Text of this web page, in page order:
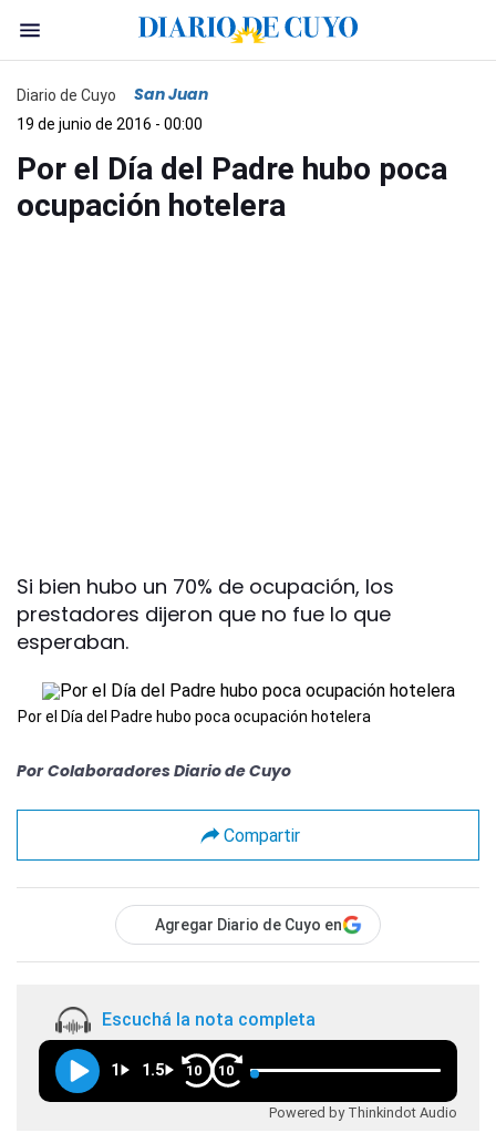
Diario de Cuyo San Juan
19 de junio de 2016 - 00:00
Por el Día del Padre hubo poca
ocupación hotelera
Si bien hubo un 70% de ocupación, los
prestadores dijeron que no fue lo que
esperaban.
Por el Día del Padre hubo poca ocupación hotelera
Por Colaboradores Diario de Cuyo
Compartir
Agregar Diario de Cuyo en
Escuchá la nota completa
1 1.5 10 10
Powered by Thinkindot Audio